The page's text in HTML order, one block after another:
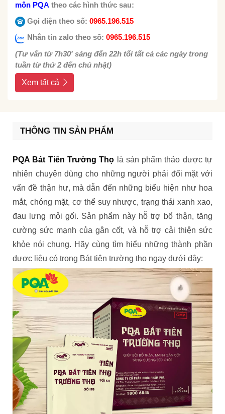
môn PQA theo các hình thức sau:
Gọi điện theo số: 0965.196.515
Nhắn tin zalo theo số: 0965.196.515
(Tư vấn từ 7h30' sáng đến 22h tối tất cả các ngày trong
tuần từ thứ 2 đến chủ nhật)
Xem tất cả
THÔNG TIN SẢN PHẨM
PQA Bát Tiên Trường Thọ là sản phẩm thảo dược tự
nhiên chuyên dùng cho những người phải đối mặt với
vấn đề thận hư, mà dẫn đến những biểu hiện như hoa
mắt, chóng mặt, cơ thể suy nhược, trạng thái xanh xao,
đau lưng mỏi gối. Sản phẩm này hỗ trợ bổ thận, tăng
cường sức mạnh của gân cốt, và hỗ trợ cải thiện sức
khỏe nói chung. Hãy cùng tìm hiểu những thành phần
dược liệu có trong Bát tiên trường thọ ngay dưới đây: